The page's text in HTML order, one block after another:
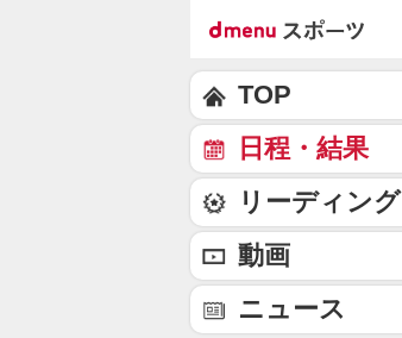
TOP
日程・結果
リーディング
動画
ニュース